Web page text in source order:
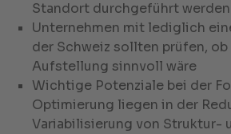
Standort durchgeführt
Unternehmen mit lediglich
der Schweiz sollten prüfen,
Aufstellung sinnvoll wäre
Wichtige Potenziale bei der
Optimierung liegen in der
Variabilisierung von Struktur-